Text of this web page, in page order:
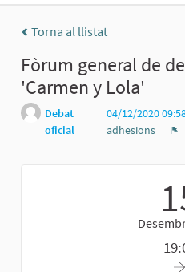
Torna al llistat
Fòrum general de
'Carmen y Lola'
Debat
oficial
04/12/2020
adhesions